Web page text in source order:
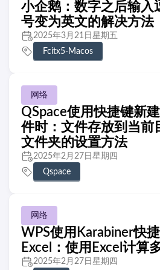
小企鹅：数字之后输入
号变为英文的解决方法
2025年3月21日星期五
Fcitx5-Macos
网络
QSpace使用快捷键新
件时：文件存放到当前
文件夹的设置方法
2025年2月27日星期四
Qspace
网络
WPS使用Karabiner快
Excel：使用Excel计算
2025年2月27日星期四